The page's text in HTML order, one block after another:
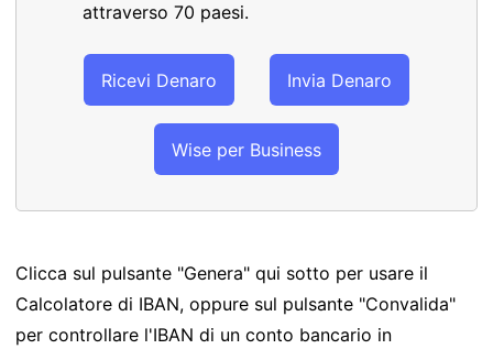
attraverso 70 paesi.
Ricevi Denaro Invia Denaro
Wise per Business
Clicca sul pulsante "Genera" qui sotto per usare il
Calcolatore di IBAN, oppure sul pulsante "Convalida"
per controllare l'IBAN di un conto bancario in